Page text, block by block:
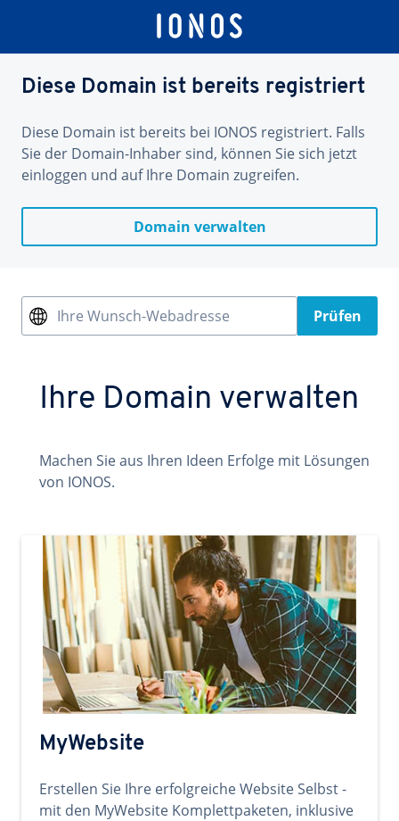
Diese Domain ist bereits registriert
Diese Domain ist bereits bei IONOS registriert. Falls
Sie der Domain-Inhaber sind, können Sie sich jetzt
einloggen und auf Ihre Domain zugreifen.
Domain verwalten
Ihre Wunsch-Webadresse Prüfen
Ihre Domain verwalten
Machen Sie aus Ihren Ideen Erfolge mit Lösungen
von IONOS.
MyWebsite
Erstellen Sie Ihre erfolgreiche Website Selbst -
mit den MyWebsite Komplettpaketen, inklusive